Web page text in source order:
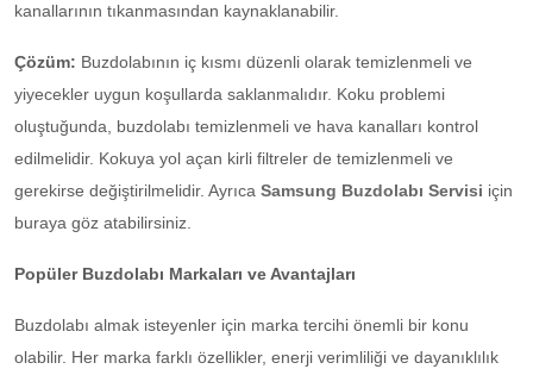
kanallarının tıkanmasından kaynaklanabilir.
Çözüm: Buzdolabının iç kısmı düzenli olarak temizlenmeli ve
yiyecekler uygun koşullarda saklanmalıdır. Koku problemi
oluştuğunda, buzdolabı temizlenmeli ve hava kanalları kontrol
edilmelidir. Kokuya yol açan kirli filtreler de temizlenmeli ve
gerekirse değiştirilmelidir. Ayrıca Samsung Buzdolabı Servisi için
buraya göz atabilirsiniz.
Popüler Buzdolabı Markaları ve Avantajları
Buzdolabı almak isteyenler için marka tercihi önemli bir konu
olabilir. Her marka farklı özellikler, enerji verimliliği ve dayanıklılık